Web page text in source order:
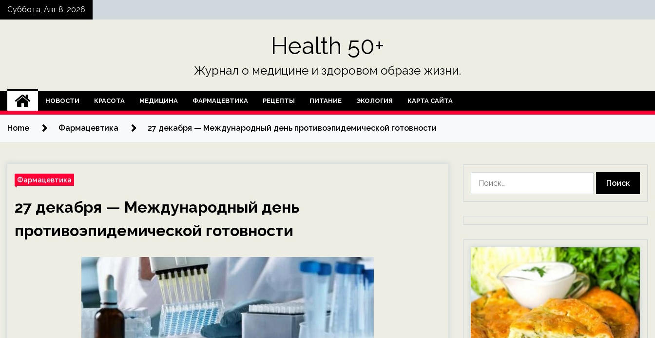
SkipСуббота, Авг 8, 2026
Health 50+
Журнал о медицине и здоровом образе жизни.
НОВОСТИ КРАСОТА МЕДИЦИНА ФАРМАЦЕВТИКА РЕЦЕПТЫ ПИТАНИЕ ЭКОЛОГИЯ КАРТА САЙТА
Home Фармацевтика 27 декабря — Международный день противоэпидемической готовности
Фармацевтика
27 декабря — Международный день
противоэпидемической готовности